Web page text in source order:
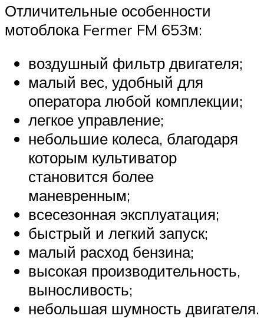
Отличительные особенности
мотоблока Fermer FM 653м:
воздушный фильтр двигателя;
малый вес, удобный для
оператора любой комплекции;
легкое управление;
небольшие колеса, благодаря
которым культиватор
становится более
маневренным;
всесезонная эксплуатация;
быстрый и легкий запуск;
малый расход бензина;
высокая производительность,
выносливость;
небольшая шумность двигателя.